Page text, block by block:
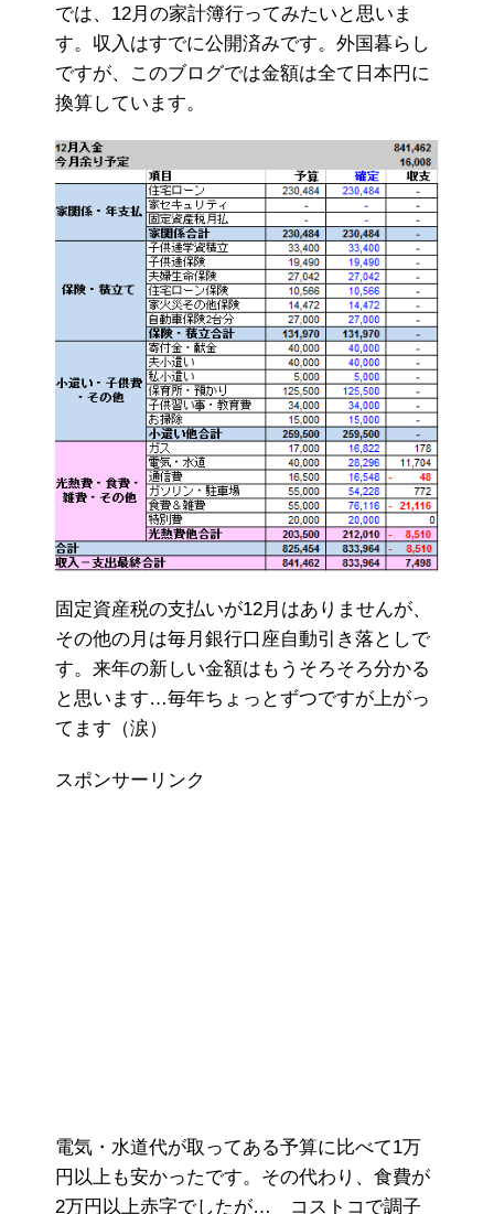
では、12月の家計簿行ってみたいと思いま
す。収入はすでに公開済みです。外国暮らし
ですが、このブログでは金額は全て日本円に
換算しています。
固定資産税の支払いが12月はありませんが、
その他の月は毎月銀行口座自動引き落としで
す。来年の新しい金額はもうそろそろ分かる
と思います…毎年ちょっとずつですが上がっ
てます（涙）
スポンサーリンク
電気・水道代が取ってある予算に比べて1万
円以上も安かったです。その代わり、食費が
2万円以上赤字でしたが… コストコで調子